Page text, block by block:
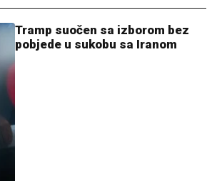
Tramp suočen sa izborom bez
pobjede u sukobu sa Iranom